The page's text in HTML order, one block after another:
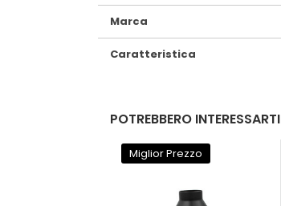
Marca
Caratteristica
POTREBBERO INTERESSARTI
Miglior Prezzo